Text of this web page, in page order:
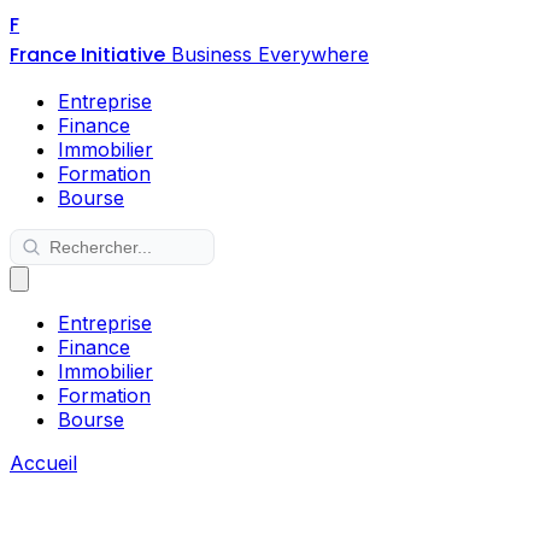
F
France Initiative Business Everywhere
Entreprise
Finance
Immobilier
Formation
Bourse
Entreprise
Finance
Immobilier
Formation
Bourse
Accueil